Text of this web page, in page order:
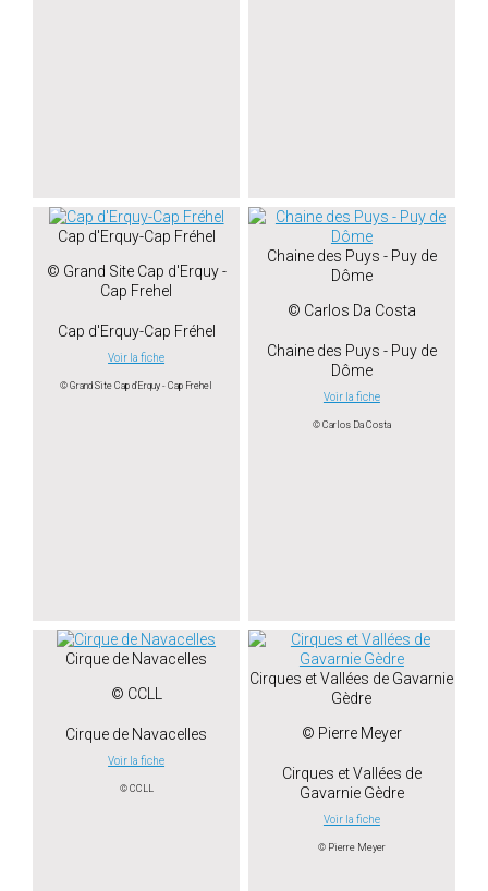
Cap d'Erquy-Cap Fréhel
© Grand Site Cap d'Erquy -
Cap Frehel
Cap d'Erquy-Cap Fréhel
Voir la fiche
© Grand Site Cap d'Erquy - Cap Frehel
Chaine des Puys - Puy de
Dôme
© Carlos Da Costa
Chaine des Puys - Puy de
Dôme
Voir la fiche
© Carlos Da Costa
Cirque de Navacelles
© CCLL
Cirque de Navacelles
Voir la fiche
© CCLL
Cirques et Vallées de Gavarnie
Gèdre
© Pierre Meyer
Cirques et Vallées de
Gavarnie Gèdre
Voir la fiche
© Pierre Meyer